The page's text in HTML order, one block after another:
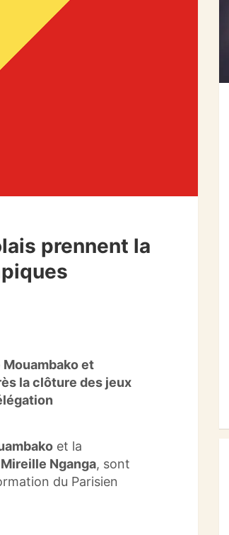
prennent la
Mouambako et
la clôture des jeux
et la
Mireille Nganga, sont
du Parisien